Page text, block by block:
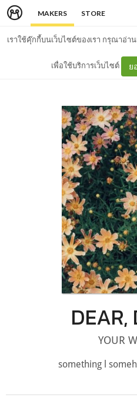
MAKERS STORE
เราใช้คุ๊กกี้บนเว็บไซต์ของเรา กรุณาอ่า
เพื่อใช้บริการเว็บไซต์ ย
DEAR,
YOUR
something l